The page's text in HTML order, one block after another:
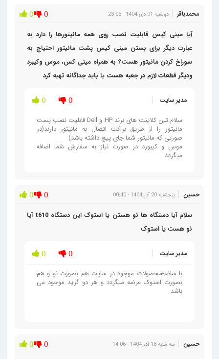
محمدباقر دوشنبه 01 دی 1404 - 23:03 0 0
آیا مینی کیس قابلیت نصب روی همه مانیتورها را دارد به
عبارت دیگر برای بستن مینی کیس پشت مانیتور احتیاج به
سوراخ کردن مانیتور هست؟ به همراه مینی کس، موس وکیبرد
ودیگر قطعات لازم در جعبه هست یا باید جداگانه تهیه کرد
مدیر سایت 0 0
سلام.تین کلاینت های برند HP و Dell قابلیت نصب پست
مانیتور را از طریق براکت اتصال به مانیتور دارند(در
صورتی که مانیتور شما جای پیچ داشته باشد)
موس و کیبورد در صورت نیاز به سفارش شما اضافه
میگردد
حسین پنجشنبه 20 آذر 1404 - 00:40 0 0
سلام آیا دستگاه ها نو هستن یا استوک این دستگاه t610 آیا
نو هست یا استوک
مدیر سایت 0 0
با سلام-محصولات موجود در سایت هم بصورت نو و هم
بصورت استوک عرضه میگردد و هر دو گرید موجود می
باشد
حسین سه شنبه 18 آذر 1404 - 14:06 0 0